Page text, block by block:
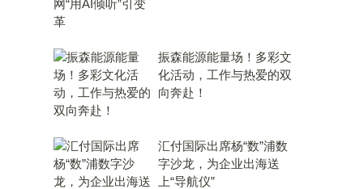
振森能源能量场！多彩文
化活动，工作与热爱的双
向奔赴！
汇付国际出席杨“数”浦数
字沙龙，为企业出海送
上“导航仪”